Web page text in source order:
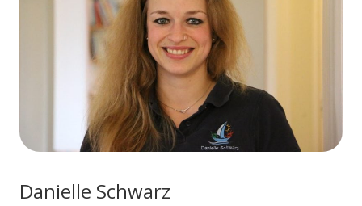
Danielle Schwarz